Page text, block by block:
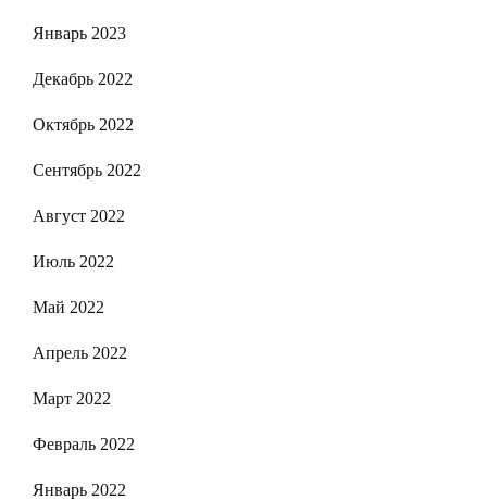
Январь 2023
Декабрь 2022
Октябрь 2022
Сентябрь 2022
Август 2022
Июль 2022
Май 2022
Апрель 2022
Март 2022
Февраль 2022
Январь 2022